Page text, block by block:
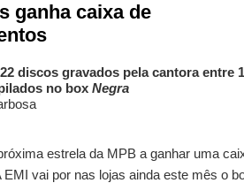
ganha caixa de
discos gravados pela cantora entre
no box Negra
estrela da MPB a ganhar uma
EMI vai por nas lojas ainda este mês o